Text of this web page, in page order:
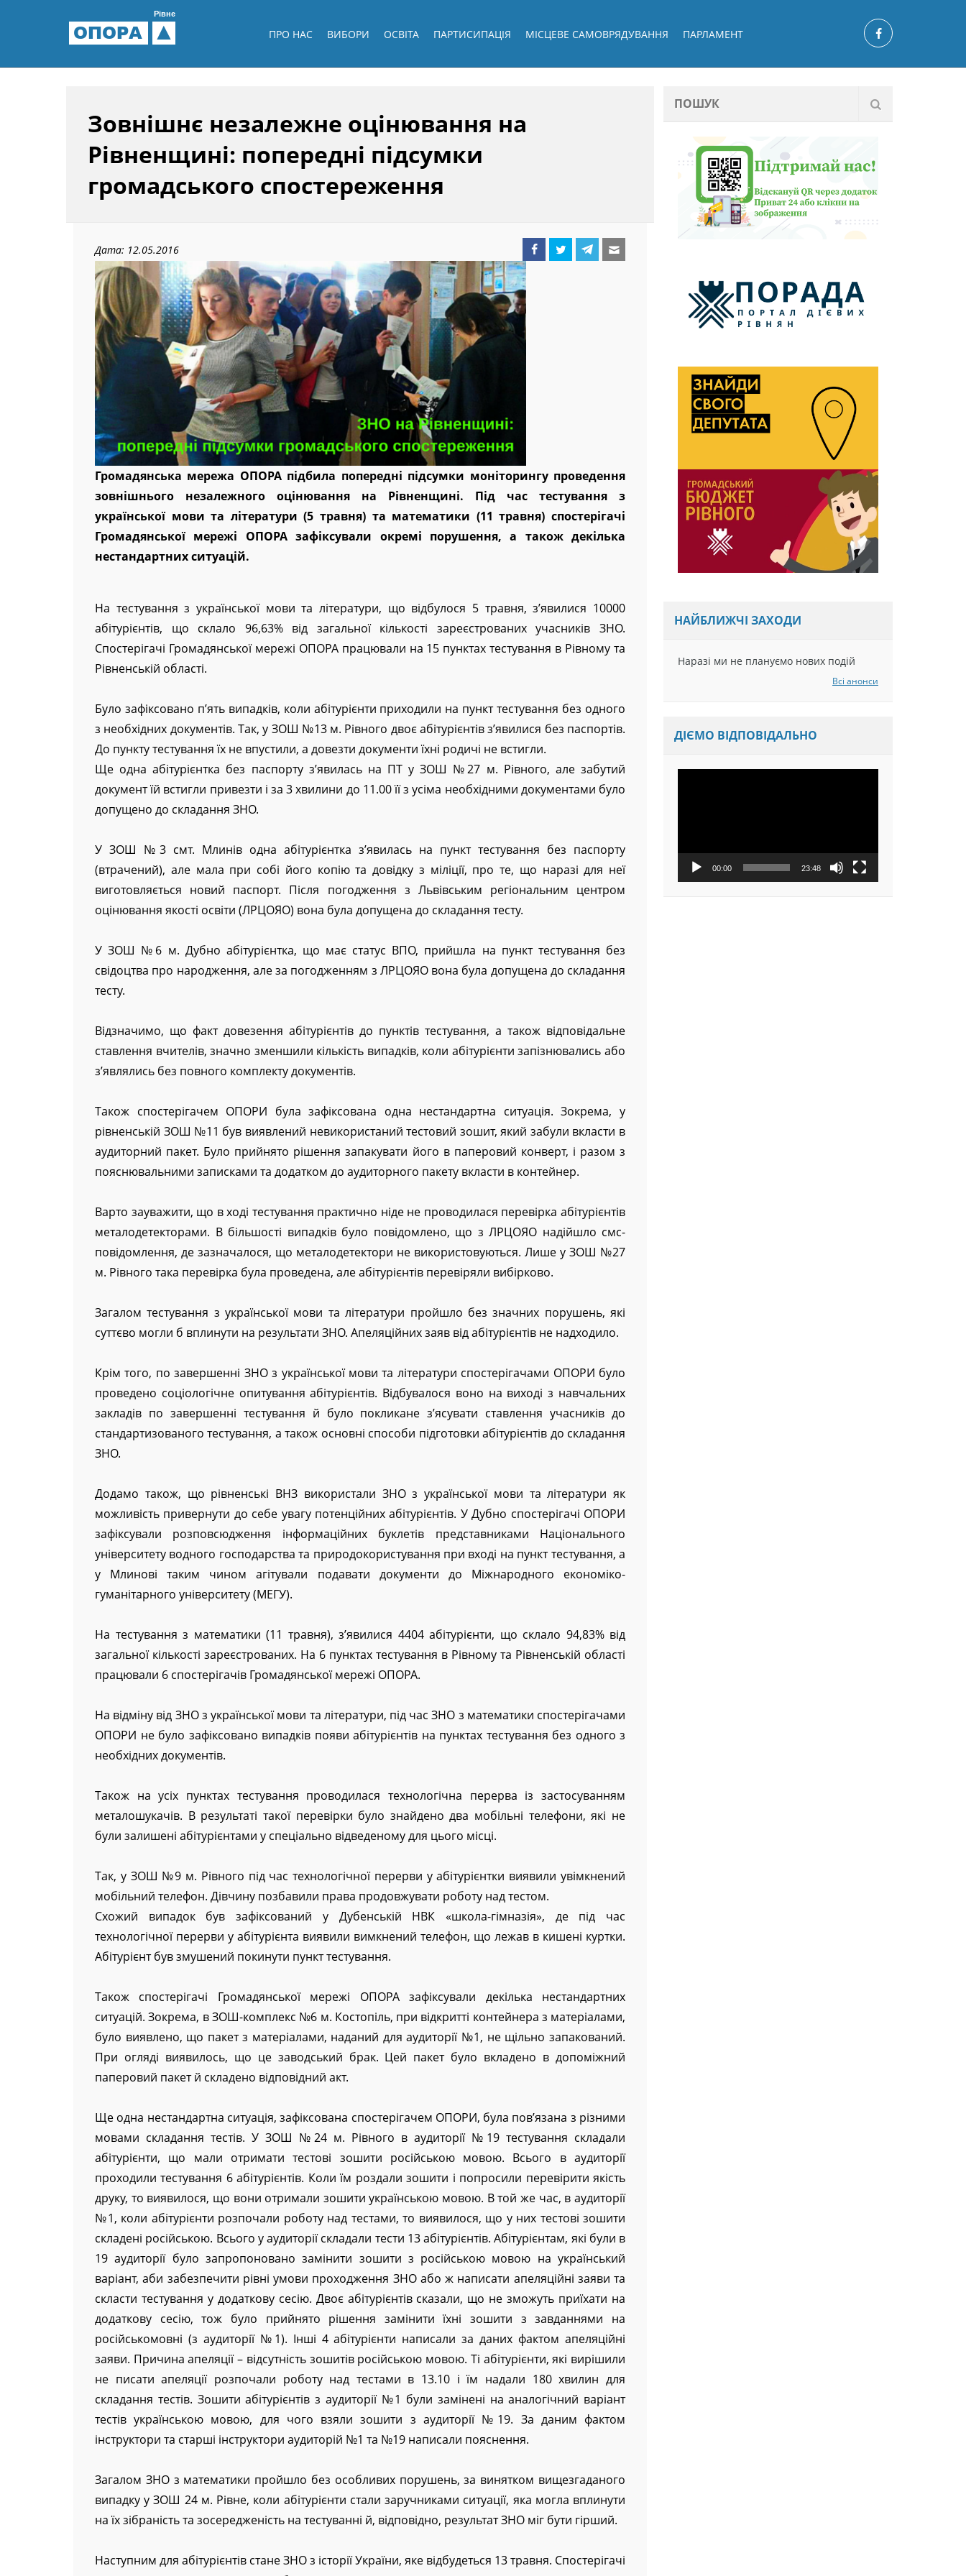
ОПОРА
Рівне
ПРО НАС ВИБОРИ ОСВІТА ПАРТИСИПАЦІЯ МІСЦЕВЕ САМОВРЯДУВАННЯ ПАРЛАМЕНТ
Зовнішнє незалежне оцінювання на
Рівненщині: попередні підсумки
громадського спостереження
Дата: 12.05.2016
Громадянська мережа ОПОРА підбила попередні підсумки моніторингу проведення
зовнішнього незалежного оцінювання на Рівненщині. Під час тестування з
української мови та літератури (5 травня) та математики (11 травня) спостерігачі
Громадянської мережі ОПОРА зафіксували окремі порушення, а також декілька
нестандартних ситуацій.
На тестування з української мови та літератури, що відбулося 5 травня, з’явилися 10000
абітурієнтів, що склало 96,63% від загальної кількості зареєстрованих учасників ЗНО.
Спостерігачі Громадянської мережі ОПОРА працювали на 15 пунктах тестування в Рівному та
Рівненській області.
Було зафіксовано п’ять випадків, коли абітурієнти приходили на пункт тестування без одного
з необхідних документів. Так, у ЗОШ №13 м. Рівного двоє абітурієнтів з’явилися без паспортів.
До пункту тестування їх не впустили, а довезти документи їхні родичі не встигли.
Ще одна абітурієнтка без паспорту з’явилась на ПТ у ЗОШ №27 м. Рівного, але забутий
документ їй встигли привезти і за 3 хвилини до 11.00 її з усіма необхідними документами було
допущено до складання ЗНО.
У ЗОШ №3 смт. Млинів одна абітурієнтка з’явилась на пункт тестування без паспорту
(втрачений), але мала при собі його копію та довідку з міліції, про те, що наразі для неї
виготовляється новий паспорт. Після погодження з Львівським регіональним центром
оцінювання якості освіти (ЛРЦОЯО) вона була допущена до складання тесту.
У ЗОШ №6 м. Дубно абітурієнтка, що має статус ВПО, прийшла на пункт тестування без
свідоцтва про народження, але за погодженням з ЛРЦОЯО вона була допущена до складання
тесту.
Відзначимо, що факт довезення абітурієнтів до пунктів тестування, а також відповідальне
ставлення вчителів, значно зменшили кількість випадків, коли абітурієнти запізнювались або
з’являлись без повного комплекту документів.
Також спостерігачем ОПОРИ була зафіксована одна нестандартна ситуація. Зокрема, у
рівненській ЗОШ №11 був виявлений невикористаний тестовий зошит, який забули вкласти в
аудиторний пакет. Було прийнято рішення запакувати його в паперовий конверт, і разом з
пояснювальними записками та додатком до аудиторного пакету вкласти в контейнер.
Варто зауважити, що в ході тестування практично ніде не проводилася перевірка абітурієнтів
металодетекторами. В більшості випадків було повідомлено, що з ЛРЦОЯО надійшло смс-
повідомлення, де зазначалося, що металодетектори не використовуються. Лише у ЗОШ №27
м. Рівного така перевірка була проведена, але абітурієнтів перевіряли вибірково.
Загалом тестування з української мови та літератури пройшло без значних порушень, які
суттєво могли б вплинути на результати ЗНО. Апеляційних заяв від абітурієнтів не надходило.
Крім того, по завершенні ЗНО з української мови та літератури спостерігачами ОПОРИ було
проведено соціологічне опитування абітурієнтів. Відбувалося воно на виході з навчальних
закладів по завершенні тестування й було покликане з’ясувати ставлення учасників до
стандартизованого тестування, а також основні способи підготовки абітурієнтів до складання
ЗНО.
Додамо також, що рівненські ВНЗ використали ЗНО з української мови та літератури як
можливість привернути до себе увагу потенційних абітурієнтів. У Дубно спостерігачі ОПОРИ
зафіксували розповсюдження інформаційних буклетів представниками Національного
університету водного господарства та природокористування при вході на пункт тестування, а
у Млинові таким чином агітували подавати документи до Міжнародного економіко-
гуманітарного університету (МЕГУ).
На тестування з математики (11 травня), з’явилися 4404 абітурієнти, що склало 94,83% від
загальної кількості зареєстрованих. На 6 пунктах тестування в Рівному та Рівненській області
працювали 6 спостерігачів Громадянської мережі ОПОРА.
На відміну від ЗНО з української мови та літератури, під час ЗНО з математики спостерігачами
ОПОРИ не було зафіксовано випадків появи абітурієнтів на пунктах тестування без одного з
необхідних документів.
Також на усіх пунктах тестування проводилася технологічна перерва із застосуванням
металошукачів. В результаті такої перевірки було знайдено два мобільні телефони, які не
були залишені абітурієнтами у спеціально відведеному для цього місці.
Так, у ЗОШ №9 м. Рівного під час технологічної перерви у абітурієнтки виявили увімкнений
мобільний телефон. Дівчину позбавили права продовжувати роботу над тестом.
Схожий випадок був зафіксований у Дубенській НВК «школа-гімназія», де під час
технологічної перерви у абітурієнта виявили вимкнений телефон, що лежав в кишені куртки.
Абітурієнт був змушений покинути пункт тестування.
Також спостерігачі Громадянської мережі ОПОРА зафіксували декілька нестандартних
ситуацій. Зокрема, в ЗОШ-комплекс №6 м. Костопіль, при відкритті контейнера з матеріалами,
було виявлено, що пакет з матеріалами, наданий для аудиторії №1, не щільно запакований.
При огляді виявилось, що це заводський брак. Цей пакет було вкладено в допоміжний
паперовий пакет й складено відповідний акт.
Ще одна нестандартна ситуація, зафіксована спостерігачем ОПОРИ, була пов’язана з різними
мовами складання тестів. У ЗОШ №24 м. Рівного в аудиторії №19 тестування складали
абітурієнти, що мали отримати тестові зошити російською мовою. Всього в аудиторії
проходили тестування 6 абітурієнтів. Коли їм роздали зошити і попросили перевірити якість
друку, то виявилося, що вони отримали зошити українською мовою. В той же час, в аудиторії
№1, коли абітурієнти розпочали роботу над тестами, то виявилося, що у них тестові зошити
складені російською. Всього у аудиторії складали тести 13 абітурієнтів. Абітурієнтам, які були в
19 аудиторії було запропоновано замінити зошити з російською мовою на український
варіант, аби забезпечити рівні умови проходження ЗНО або ж написати апеляційні заяви та
скласти тестування у додаткову сесію. Двоє абітурієнтів сказали, що не зможуть приїхати на
додаткову сесію, тож було прийнято рішення замінити їхні зошити з завданнями на
російськомовні (з аудиторії №1). Інші 4 абітурієнти написали за даних фактом апеляційні
заяви. Причина апеляції – відсутність зошитів російською мовою. Ті абітурієнти, які вирішили
не писати апеляції розпочали роботу над тестами в 13.10 і їм надали 180 хвилин для
складання тестів. Зошити абітурієнтів з аудиторії №1 були замінені на аналогічний варіант
тестів українською мовою, для чого взяли зошити з аудиторії №19. За даним фактом
інструктори та старші інструктори аудиторій №1 та №19 написали пояснення.
Загалом ЗНО з математики пройшло без особливих порушень, за винятком вищезгаданого
випадку у ЗОШ 24 м. Рівне, коли абітурієнти стали заручниками ситуації, яка могла вплинути
на їх зібраність та зосередженість на тестуванні й, відповідно, результат ЗНО міг бути гірший.
Наступним для абітурієнтів стане ЗНО з історії України, яке відбудеться 13 травня. Спостерігачі
НАЙБЛИЖЧІ ЗАХОДИ
Наразі ми не плануємо нових подій
Всі анонси
ДІЄМО ВІДПОВІДАЛЬНО
00:00 23:48